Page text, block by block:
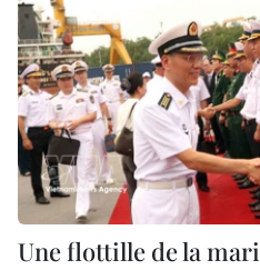
Une flottille de la